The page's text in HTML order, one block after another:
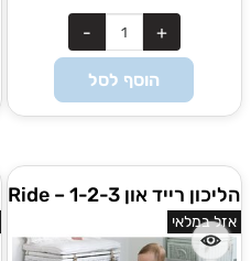
הוסף לסל
הליכון רייד און 1-2-3 – Ride
On 1-2-3 צ'יקואזל במלאי